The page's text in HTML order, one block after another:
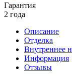
Гарантия
2 года
Описание
Отделка
Внутреннее
Информация
Отзывы